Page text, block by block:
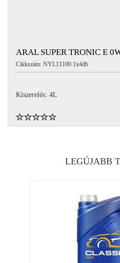
ARAL SUPER TRONIC E
Cikkszám: NYL11100 1x4db
Kiszerelés: 4L
LEGÚJABB